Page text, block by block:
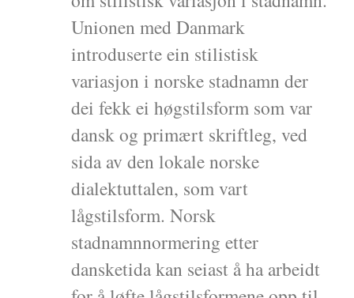
Unionen med Danmark
introduserte ein stilistisk
variasjon i norske stadnamn der
dei fekk ei høgstilsform som var
dansk og primært skriftleg, ved
sida av den lokale norske
dialektuttalen, som vart
lågstilsform. Norsk
stadnamnnormering etter
dansketida kan seiast å ha arbeidt